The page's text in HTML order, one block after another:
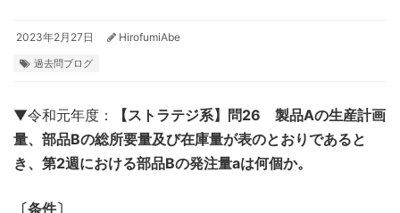
2023年2月27日 HirofumiAbe
過去問ブログ
▼令和元年度：
【ストラテジ系】問26 製品Aの生産計画
量、部品Bの総所要量及び在庫量が表のとおりであると
き、第2週における部品Bの発注量aは何個か。
〔条件〕